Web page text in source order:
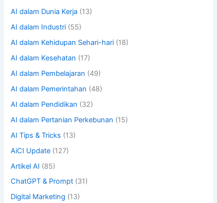
AI dalam Dunia Kerja (13)
AI dalam Industri (55)
AI dalam Kehidupan Sehari-hari (18)
AI dalam Kesehatan (17)
AI dalam Pembelajaran (49)
AI dalam Pemerintahan (48)
AI dalam Pendidikan (32)
AI dalam Pertanian Perkebunan (15)
AI Tips & Tricks (13)
AiCI Update (127)
Artikel AI (85)
ChatGPT & Prompt (31)
Digital Marketing (13)